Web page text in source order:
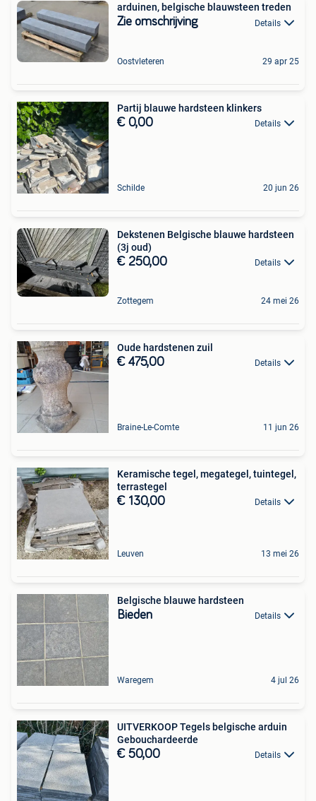
arduinen, belgische blauwsteen treden
Zie omschrijving Details
Oostvleteren 29 apr 25
Partij blauwe hardsteen klinkers
€ 0,00 Details
Schilde 20 jun 26
Dekstenen Belgische blauwe hardsteen
(3j oud)
€ 250,00 Details
Zottegem 24 mei 26
Oude hardstenen zuil
€ 475,00 Details
Braine-Le-Comte 11 jun 26
Keramische tegel, megategel, tuintegel,
terrastegel
€ 130,00 Details
Leuven 13 mei 26
Belgische blauwe hardsteen
Bieden Details
Waregem 4 jul 26
UITVERKOOP Tegels belgische arduin
Gebouchardeerde
€ 50,00 Details